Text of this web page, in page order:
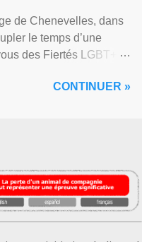
de Chenevelles, dans
le temps d’une
des Fiertés LGBT+
CONTINUER »